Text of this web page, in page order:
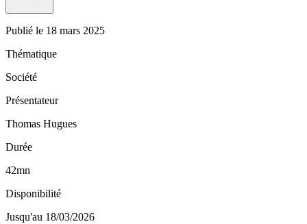
Publié le 18 mars 2025
Thématique
Société
Présentateur
Thomas Hugues
Durée
42mn
Disponibilité
Jusqu'au 18/03/2026